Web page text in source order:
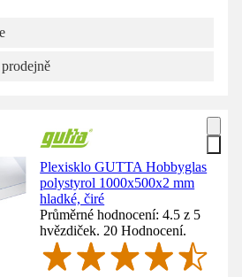
Plexisklo GUTTA Hobbyglas
polystyrol 1000x500x2 mm
hladké, čiré
Průměrné hodnocení: 4.5 z 5
hvězdiček. 20 Hodnocení.